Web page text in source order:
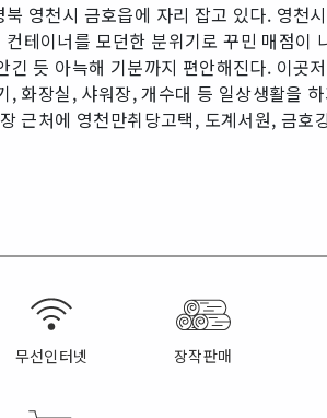
영천시 금호읍에 자리 잡고 있다. 영
테이너를 모던한 분위기로 꾸민 매점
긴 듯 아늑해 기분까지 편안해진다. 이
, 화장실, 샤워장, 개수대 등 일상생활을
근처에 영천만취당고택, 도계서원, 금
무선인터넷 장작판매